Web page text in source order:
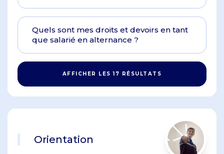
Quels sont mes droits et devoirs en tant
que salarié en alternance ?
AFFICHER LES 17 RÉSULTATS
Orientation